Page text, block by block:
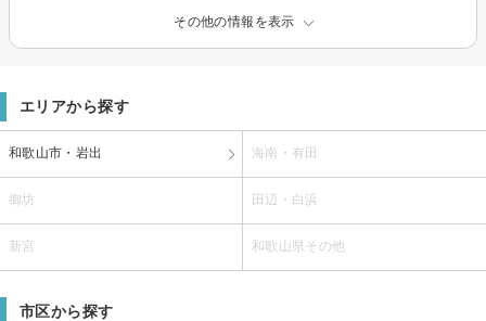
その他の情報を表示
エリアから探す
和歌山市・岩出 海南・有田
御坊 田辺・白浜
新宮 和歌山県その他
市区から探す